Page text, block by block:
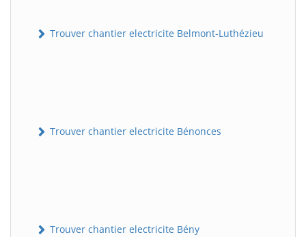
Trouver chantier electricite Belmont-Luthézieu
Trouver chantier electricite Bénonces
Trouver chantier electricite Bény